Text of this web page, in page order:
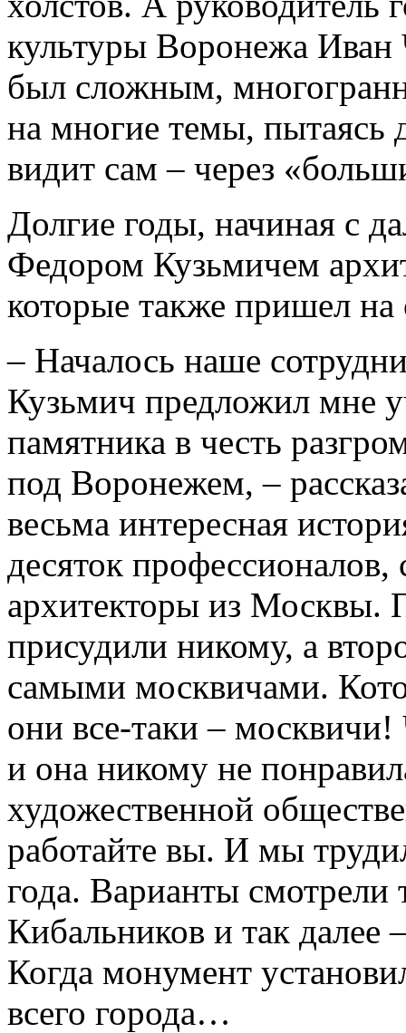
культуры Воронежа
был сложным,
на многие темы, пытаясь
видит сам – через
Долгие годы, начиная с
Федором Кузьмичем
которые также пришел на
– Началось наше
Кузьмич предложил мне
памятника в честь
под Воронежем, –
весьма интересная
десяток
архитекторы из Москвы.
присудили никому, а
самыми москвичами.
они все-таки – москвичи!
и она никому не
художественной
работайте вы. И мы
года. Варианты смотрели
Кибальников и так далее
Когда монумент
всего города…